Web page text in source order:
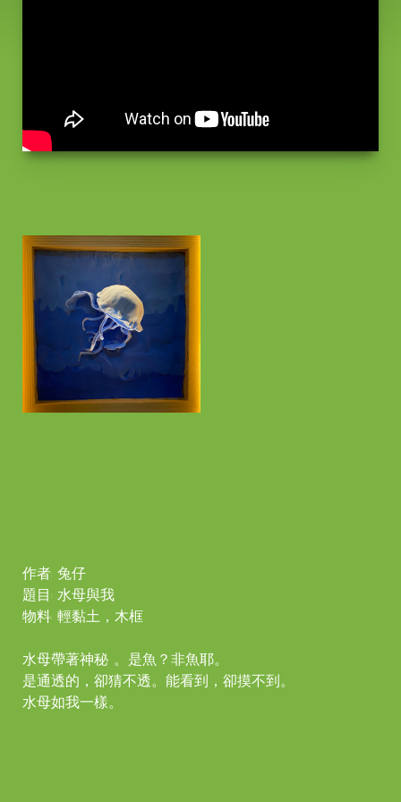
作者: 兔仔
題目: 水母與我
物料: 輕黏土，木框
水母帶著神秘 。是魚？非魚耶。
是通透的，卻猜不透。能看到，卻摸不到。
水母如我一樣。